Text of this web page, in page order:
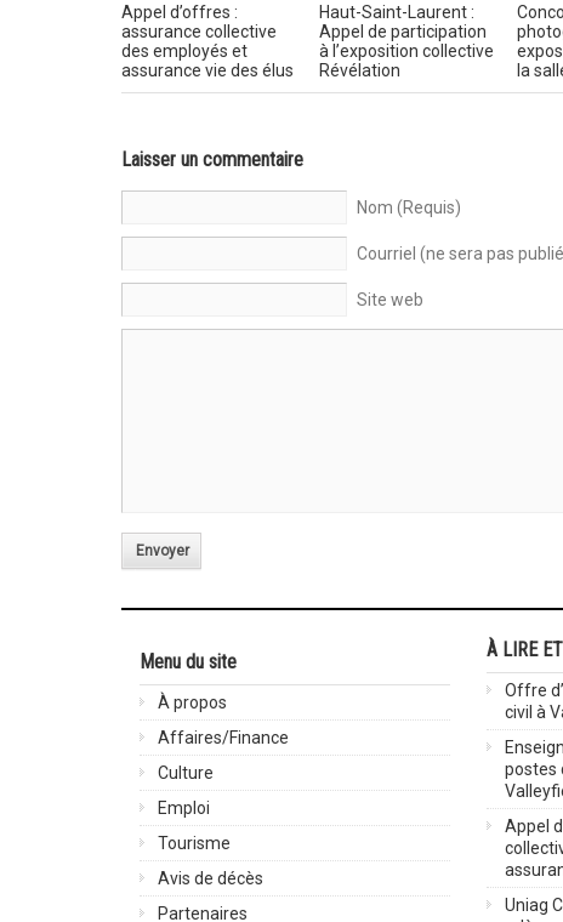
Appel d’offres :
assurance collective
des employés et
assurance vie des élus
Haut-Saint-Laurent :
Appel de participation
à l’exposition collective
Révélation
la
Laisser un commentaire
Nom (Requis)
Courriel (ne sera pas
Site web
Envoyer
Menu du site
À propos
Affaires/Finance
Culture
Emploi
Tourisme
Avis de décès
Partenaires
À LIRE
Offre
civil à
postes
Appel
Uniag